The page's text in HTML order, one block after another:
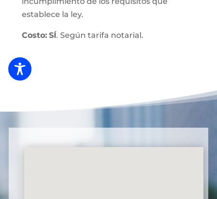
establece la ley.
Costo: SÍ. Según tarifa notarial.